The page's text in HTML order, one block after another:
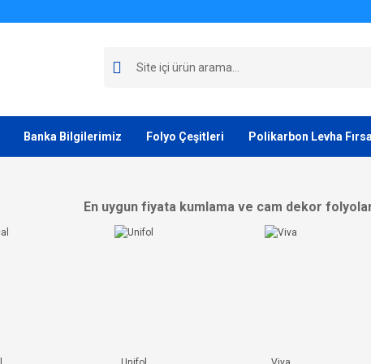
Banka Bilgilerimiz Folyo Çeşitleri Polikarbon Levha
En uygun fiyata kumlama ve cam dekor